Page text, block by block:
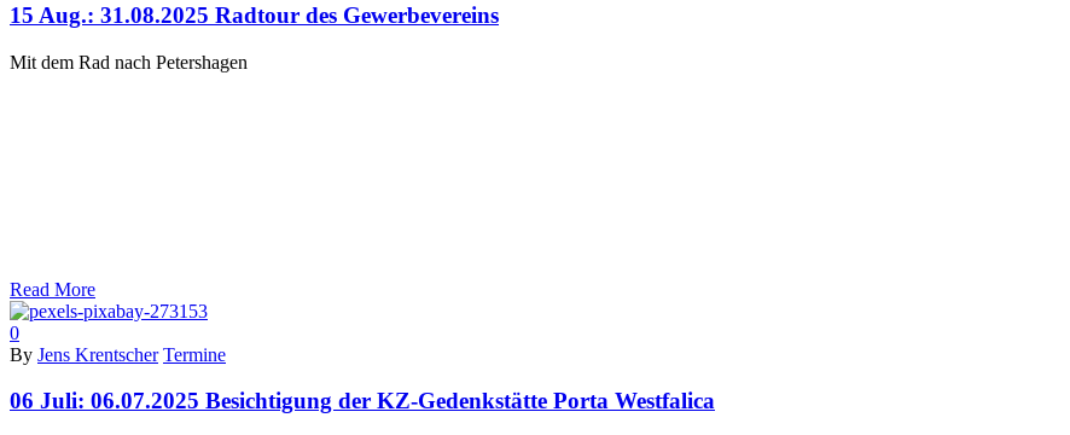
15 Aug.: 31.08.2025 Radtour des Gewerbevereins
Mit dem Rad nach Petershagen
Read More
0
By Jens Krentscher Termine
06 Juli: 06.07.2025 Besichtigung der KZ-Gedenkstätte Porta Westfalica